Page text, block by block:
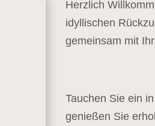
Herzlich
idyllischen
gemeinsam mit
Tauchen Sie ein
genießen Sie